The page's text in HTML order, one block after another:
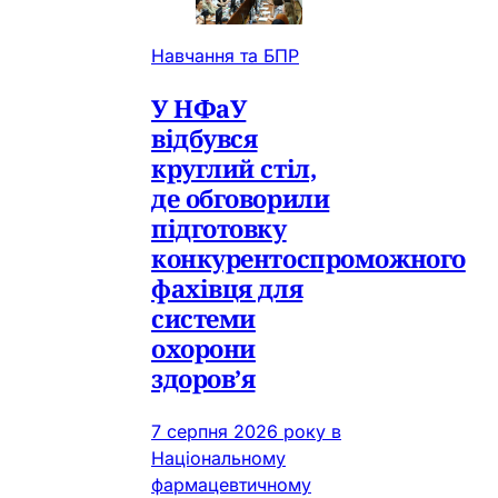
Навчання та БПР
У НФаУ
відбувся
круглий стіл,
де обговорили
підготовку
конкурентоспроможного
фахівця для
системи
охорони
здоров’я
7 серпня 2026 року в
Національному
фармацевтичному